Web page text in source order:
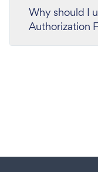
Why should I
Authorization